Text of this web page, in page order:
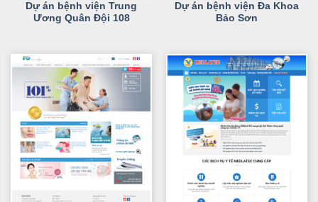
Dự án bệnh viện Trung
Ương Quân Đội 108
Dự án bệnh viện Đa Khoa
Bảo Sơn